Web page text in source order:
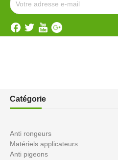
Catégorie
Anti rongeurs
Matériels applicateurs
Anti pigeons